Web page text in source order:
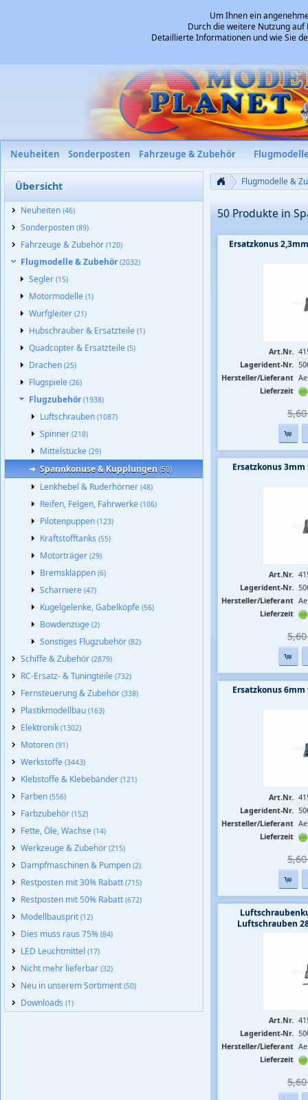
Neuheiten Sonderposten Fahrzeuge & Zubehör
Übersicht
Neuheiten (46)
Sonderposten (89)
Fahrzeuge & Zubehör (120)
Flugmodelle & Zubehör(2032)
Segler (15)
Motormodelle (1)
Wurfgleiter (21)
Hubschrauber & Ersatzteile (1)
Quadcopter & Ersatzteile (5)
Drachen (25)
Flugspiele (26)
Flugzubehör(1938)
Luftschrauben (1087)
Spinner (218)
Mittelstücke (29)
Spannkonuse & Kupplungen (50)
Lenkhebel & Ruderhörner (48)
Reifen, Felgen, Fahrwerke (106)
Pilotenpuppen (123)
Kraftstofftanks (55)
Motorträger (29)
Bremsklappen (6)
Scharniere (47)
Kugelgelenke, Gabelköpfe (56)
Bowdenzüge (2)
Sonstiges Flugzubehör (82)
Schiffe & Zubehör (2879)
RC-Ersatz- & Tuningteile (732)
Fernsteuerung & Zubehör (338)
Plastikmodellbau (163)
Elektronik (1302)
Motoren (91)
Werkstoffe (3443)
Klebstoffe & Klebebänder (121)
Farben (556)
Farbzubehör (152)
Fette, Öle, Wachse (14)
Werkzeuge & Zubehör (215)
Dampfmaschinen & Pumpen (2)
Restposten mit 30% Rabatt (715)
Restposten mit 50% Rabatt (672)
Modellbausprit (12)
Dies muss raus 75% (84)
LED Leuchtmittel (17)
Nicht mehr lieferbar (32)
Neu in unserem Sortiment (50)
Downloads (1)
Um Ihnen ein
Durch die weitere Nutzung
Detaillierte Informationen und wie Sie
Flugmodelle &
50 Produkte in
Ersatzkonus
Art.Nr.
Lagerident-Nr.
Hersteller/Lieferant
Lieferzeit
5,60
Ersatzkonus
Art.Nr.
Lagerident-Nr.
Hersteller/Lieferant
Lieferzeit
5,60
Ersatzkonus
Art.Nr.
Lagerident-Nr.
Hersteller/Lieferant
Lieferzeit
5,60
Luftschrauben
Art.Nr.
Lagerident-Nr.
Hersteller/Lieferant
Lieferzeit
5,60